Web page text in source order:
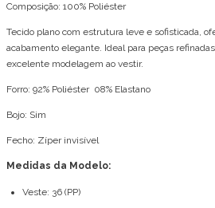
Composição: 100% Poliéster
Tecido plano com estrutura leve e sofisticada,
acabamento elegante. Ideal para peças
excelente modelagem ao vestir.
Forro: 92% Poliéster 08% Elastano
Bojo: Sim
Fecho: Zíper invisível
Medidas da Modelo:
Veste: 36 (PP)